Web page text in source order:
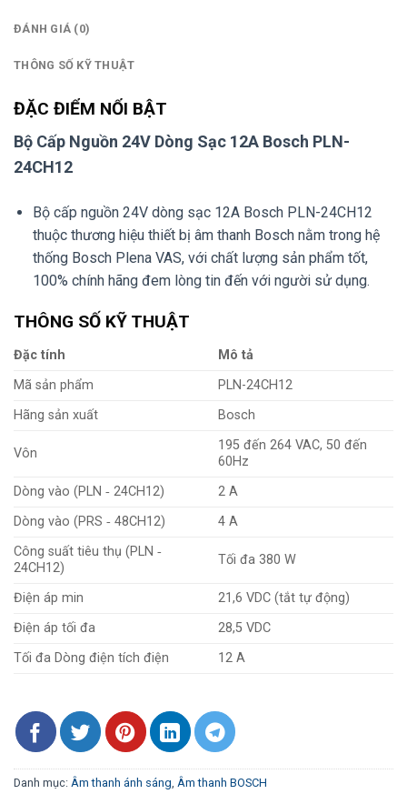
ĐÁNH GIÁ (0)
THÔNG SỐ KỸ THUẬT
ĐẶC ĐIỂM NỔI BẬT
Bộ Cấp Nguồn 24V Dòng Sạc 12A Bosch PLN-
24CH12
Bộ cấp nguồn 24V dòng sạc 12A Bosch PLN-24CH12
thuộc thương hiệu thiết bị âm thanh Bosch nằm trong hệ
thống Bosch Plena VAS, với chất lượng sản phẩm tốt,
100% chính hãng đem lòng tin đến với người sử dụng.
THÔNG SỐ KỸ THUẬT
Đặc tính
Mô tả
Mã sản phẩm
PLN-24CH12
Hãng sản xuất
Bosch
Vôn
195 đến 264 VAC, 50 đến
60Hz
Dòng vào (PLN ‑ 24CH12)
2 A
Dòng vào (PRS ‑ 48CH12)
4 A
Công suất tiêu thụ (PLN ‑
24CH12)
Tối đa 380 W
Điện áp min
21,6 VDC (tắt tự động)
Điện áp tối đa
28,5 VDC
Tối đa Dòng điện tích điện
12 A
Danh mục: Âm thanh ánh sáng, Âm thanh BOSCH